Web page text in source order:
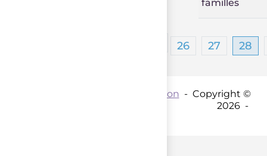
familles
26 27 28
Coordination - Copyright ©
2026 -